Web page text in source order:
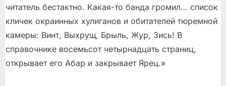
читатель бестактно. Какая-то банда громил… список
кличек окраинных хулиганов и обитателей тюремной
камеры: Винт, Выхрущ, Брыль, Жур, Зись! В
справочнике восемьсот четырнадцать страниц,
открывает его Абар и закрывает Ярец.»